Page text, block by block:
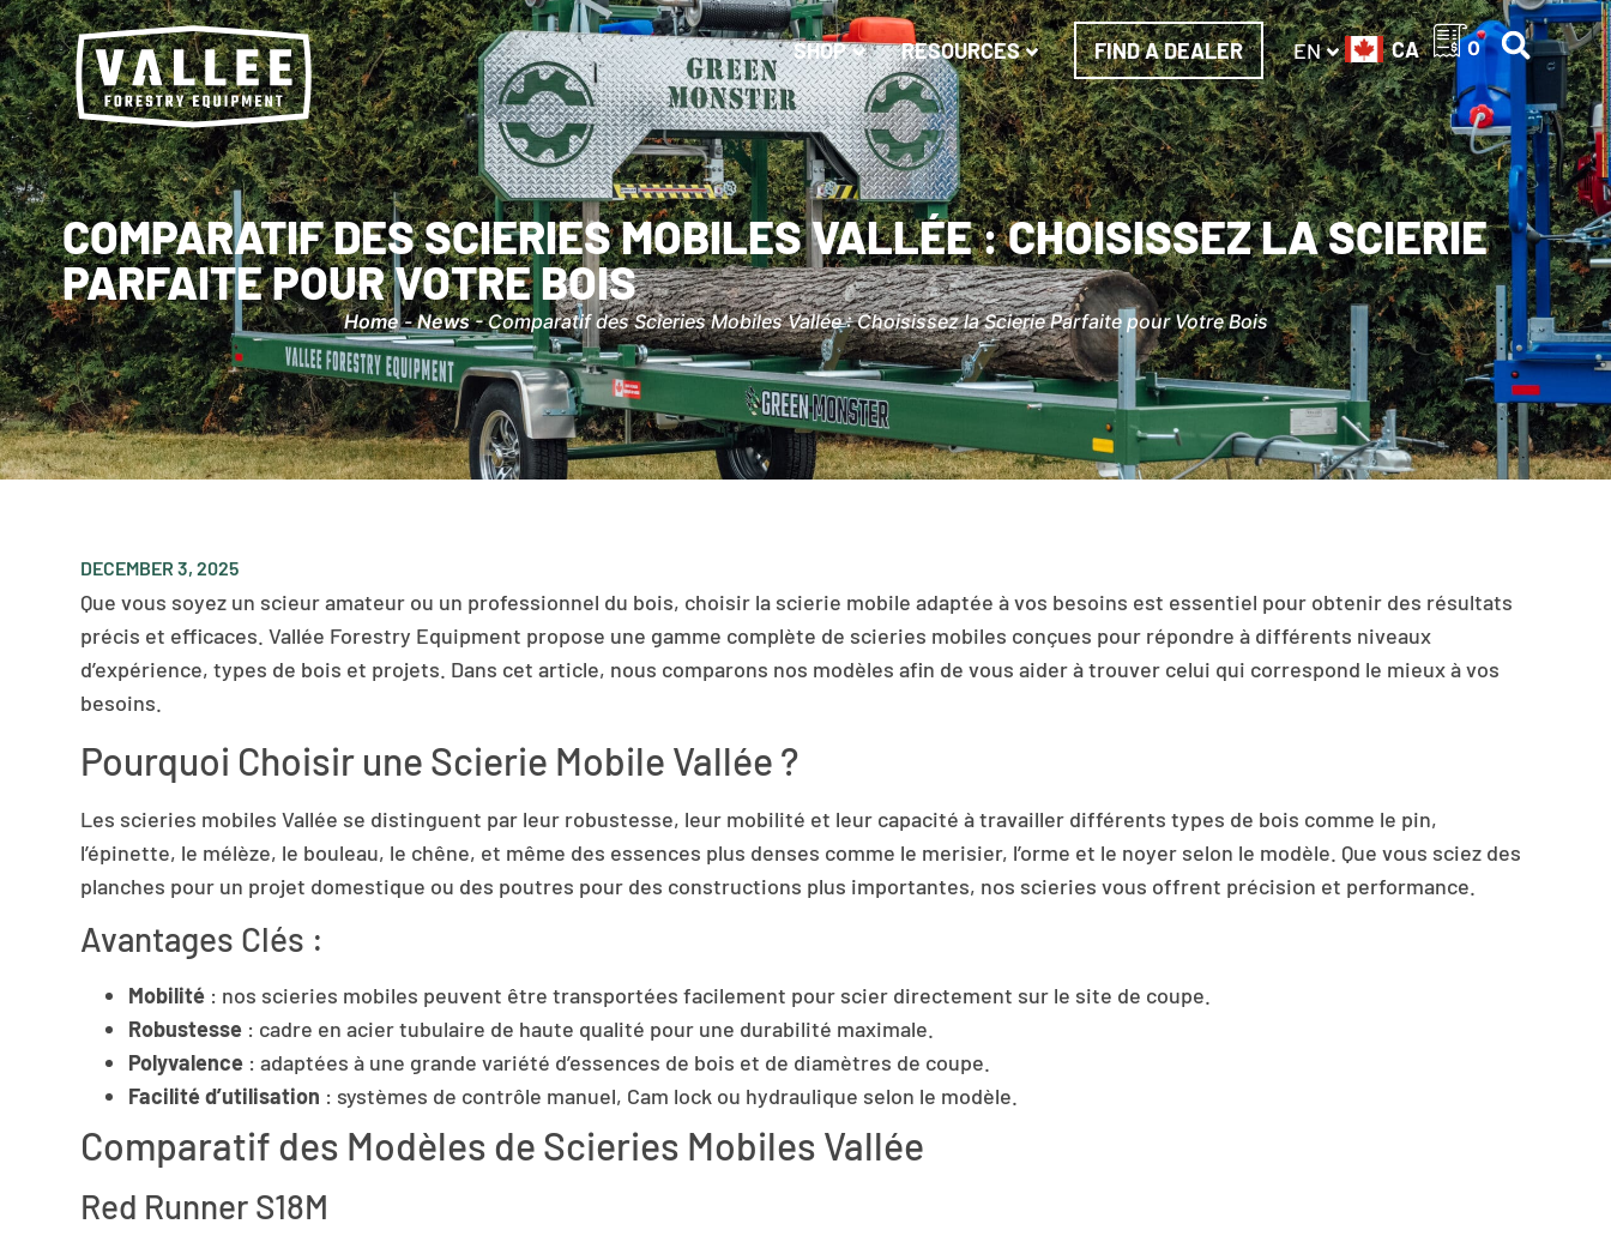
0
CA
SHOP RESOURCES FIND A DEALER EN
COMPARATIF DES SCIERIES MOBILES VALLÉE : CHOISISSEZ LA SCIERIE
PARFAITE POUR VOTRE BOIS
Home-News-Comparatif des Scieries Mobiles Vallée : Choisissez la Scierie Parfaite pour Votre Bois
DECEMBER 3, 2025
Que vous soyez un scieur amateur ou un professionnel du bois, choisir la scierie mobile adaptée à vos besoins est essentiel pour obtenir des résultats
précis et efficaces. Vallée Forestry Equipment propose une gamme complète de scieries mobiles conçues pour répondre à différents niveaux
d’expérience, types de bois et projets. Dans cet article, nous comparons nos modèles afin de vous aider à trouver celui qui correspond le mieux à vos
besoins.
Pourquoi Choisir une Scierie Mobile Vallée ?
Les scieries mobiles Vallée se distinguent par leur robustesse, leur mobilité et leur capacité à travailler différents types de bois comme le pin,
l’épinette, le mélèze, le bouleau, le chêne, et même des essences plus denses comme le merisier, l’orme et le noyer selon le modèle. Que vous sciez des
planches pour un projet domestique ou des poutres pour des constructions plus importantes, nos scieries vous offrent précision et performance.
Avantages Clés :
Mobilité : nos scieries mobiles peuvent être transportées facilement pour scier directement sur le site de coupe.
Robustesse : cadre en acier tubulaire de haute qualité pour une durabilité maximale.
Polyvalence : adaptées à une grande variété d’essences de bois et de diamètres de coupe.
Facilité d’utilisation : systèmes de contrôle manuel, Cam lock ou hydraulique selon le modèle.
Comparatif des Modèles de Scieries Mobiles Vallée
Red Runner S18M